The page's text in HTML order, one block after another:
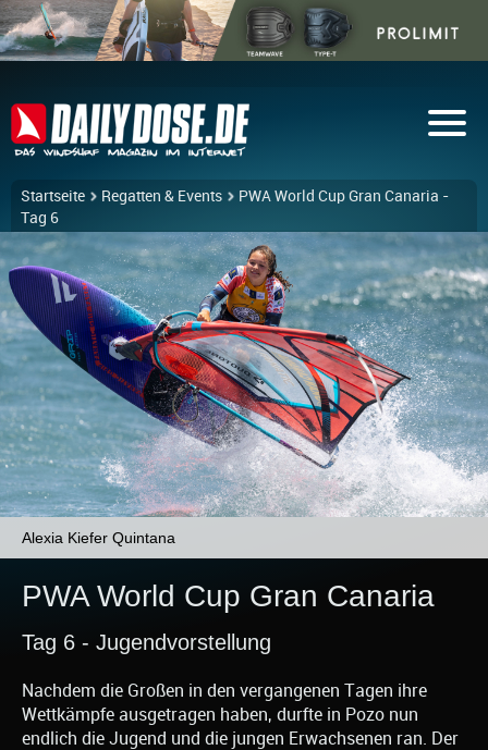
Startseite Regatten & Events
PWA World Cup Gran Canaria -
Tag 6
Alexia Kiefer Quintana
PWA World Cup Gran Canaria
Tag 6 - Jugendvorstellung
Nachdem die Großen in den vergangenen Tagen ihre
Wettkämpfe ausgetragen haben, durfte in Pozo nun
endlich die Jugend und die jungen Erwachsenen ran. Der